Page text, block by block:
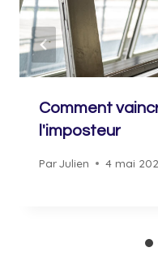
Comment
l'imposteur
ParJulien 4 mai